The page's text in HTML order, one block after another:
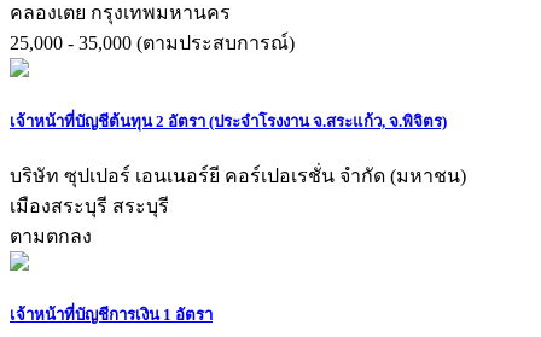
คลองเตย กรุงเทพมหานคร
25,000 - 35,000 (ตามประสบการณ์)
เจ้าหน้าที่บัญชีต้นทุน 2 อัตรา (ประจำโรงงาน จ.สระแก้ว, จ.พิจิตร)
บริษัท ซุปเปอร์ เอนเนอร์ยี คอร์เปอเรชั่น จํากัด (มหาชน)
เมืองสระบุรี สระบุรี
ตามตกลง
เจ้าหน้าที่บัญชีการเงิน 1 อัตรา